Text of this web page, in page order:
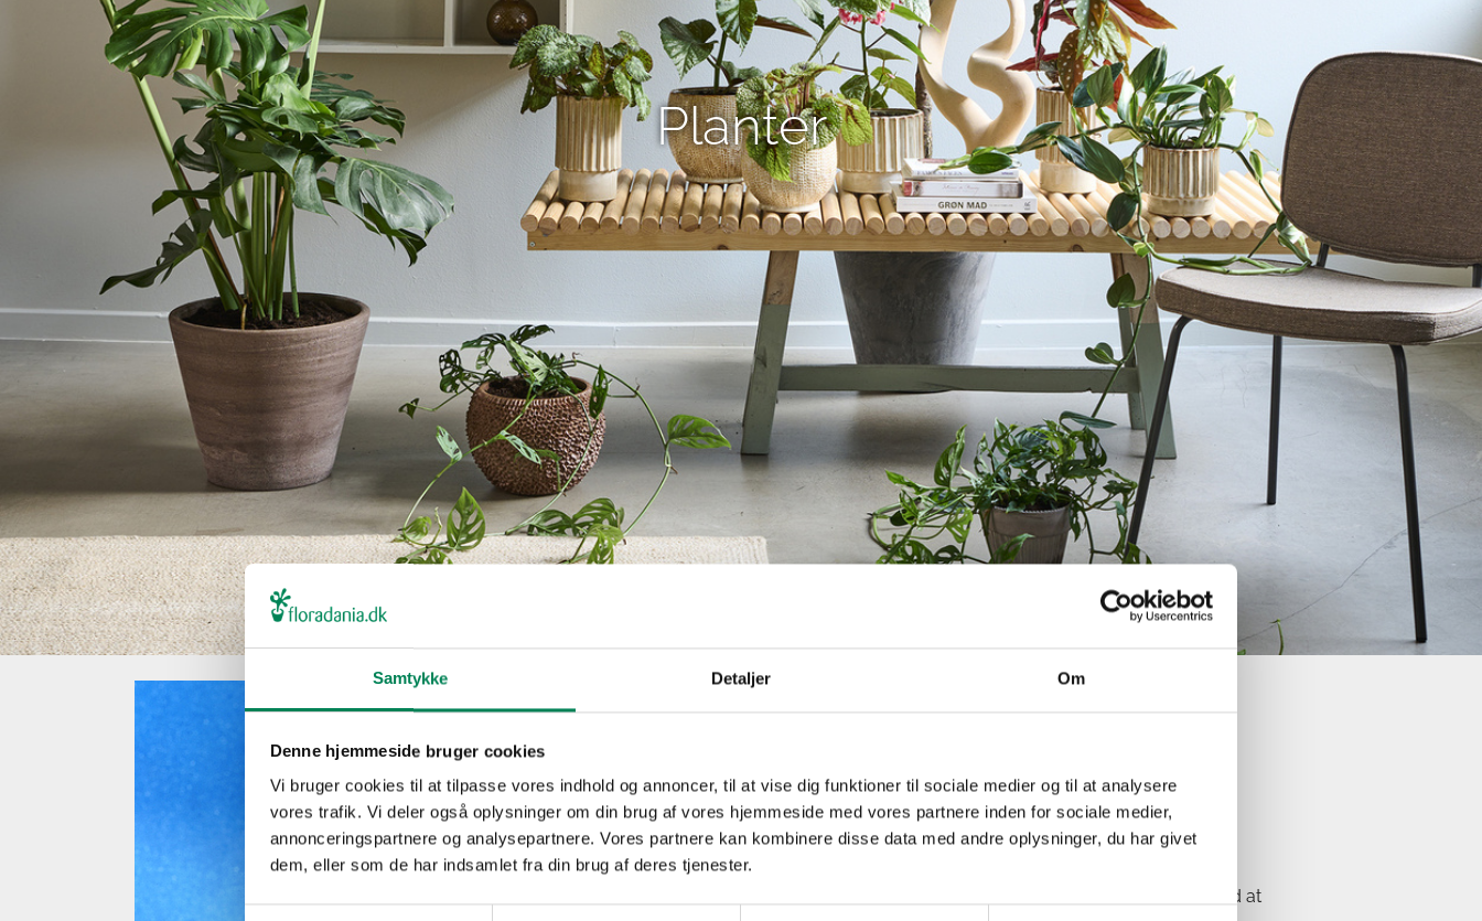
Samtykke Detaljer Om
Denne hjemmeside bruger cookies
Vi bruger cookies til at tilpasse vores indhold og annoncer, til at vise dig funktioner til sociale medier og til at analysere
vores trafik. Vi deler også oplysninger om din brug af vores hjemmeside med vores partnere inden for sociale medier,
annonceringspartnere og analysepartnere. Vores partnere kan kombinere disse data med andre oplysninger, du har givet
dem, eller som de har indsamlet fra din brug af deres tjenester.
Planter
Almindelig rørblomst
Familie
Scrophulariaceae
Navn
barbatus
Populærnavn
Vanding
Hold pottejorden konstant fugtig, men undlad at